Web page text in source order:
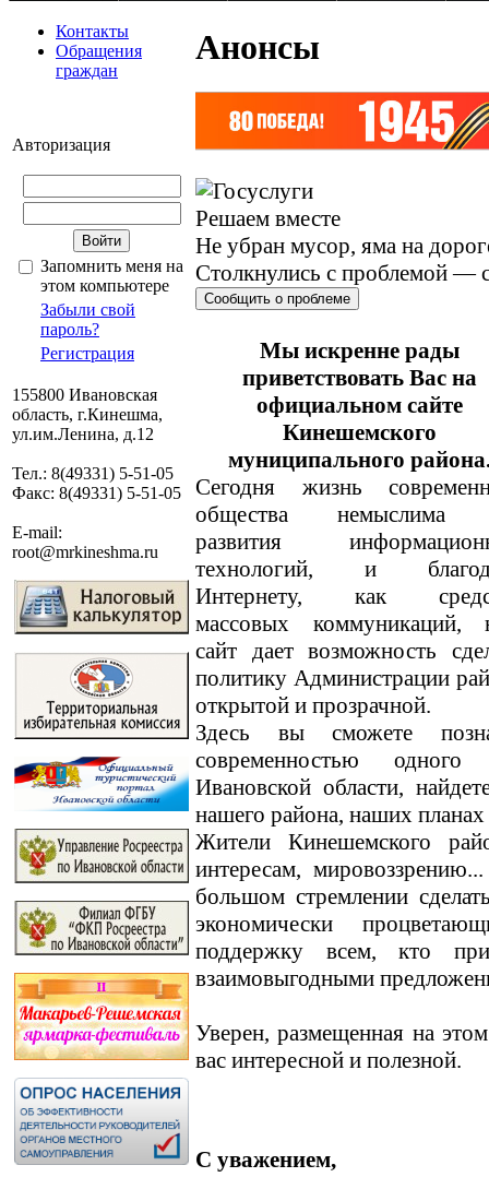
Контакты
Обращения
граждан
Авторизация
Запомнить меня на
этом компьютере
Забыли свой
пароль?
Регистрация
155800 Ивановская
область, г.Кинешма,
ул.им.Ленина, д.12
Тел.: 8(49331) 5-51-05
Факс: 8(49331) 5-51-05
E-mail:
root@mrkineshma.ru
Анонсы
Решаем вместе
Не убран мусор, яма на
Столкнулись с проблемой —
Сообщить о проблеме
Мы искренне рады
приветствовать Вас на
официальном сайте
Кинешемского
муниципального
Сегодня жизнь
общества немыслима
развития
технологий, и
Интернету, как
массовых коммуникаций,
сайт дает возможность
политику Администрации
открытой и прозрачной.
Здесь вы сможете
современностью
Ивановской области,
нашего района, наших
Жители Кинешемского
интересам,
большом стремлении
экономически
поддержку всем, кто
взаимовыгодными
Уверен, размещенная на
вас интересной и полезной.
С уважением,